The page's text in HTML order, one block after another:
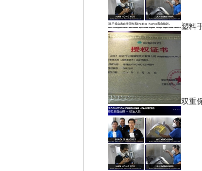
塑料
双重